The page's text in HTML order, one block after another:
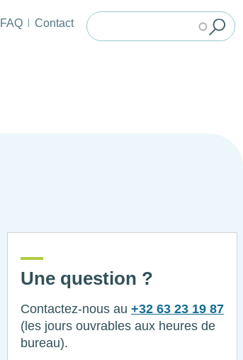
FAQ Contact
Une question ?
Contactez-nous au +32 63 23 19 87
(les jours ouvrables aux heures de
bureau).